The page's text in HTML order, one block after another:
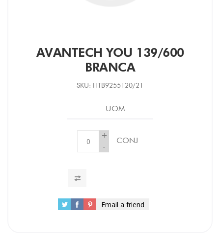
AVANTECH YOU 139/600
BRANCA
SKU: HTB9255120/21
UOM
+
-
CONJ
Email a friend